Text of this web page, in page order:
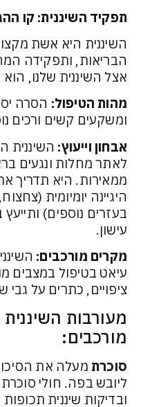
תפקיד השיננית: קו
השיננית היא אשת
הבריאות, ותפקידה
אצל השיננית שלנו,
מהות הטיפול: הסרה
ומשקעים קשים ורכים
אבחון וייעוץ: השיננית
לאתר מחלות ונגעים
ממאירות. היא תדריך
היגיינה יומיומית
בעזרים נוספים)
עישון.
מקרים מורכבים:
עיאט בטיפול במצבים
ציפויים, כתרים על
מעורבות
מורכבים:
סוכרת מעלה את
ליובש בפה. חולי
ובדיקות שיננית תכופות